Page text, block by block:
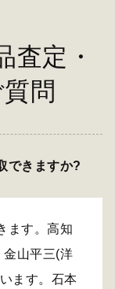
査定・
問
できますか?
ます。高知
金山平三(洋
ます。石本